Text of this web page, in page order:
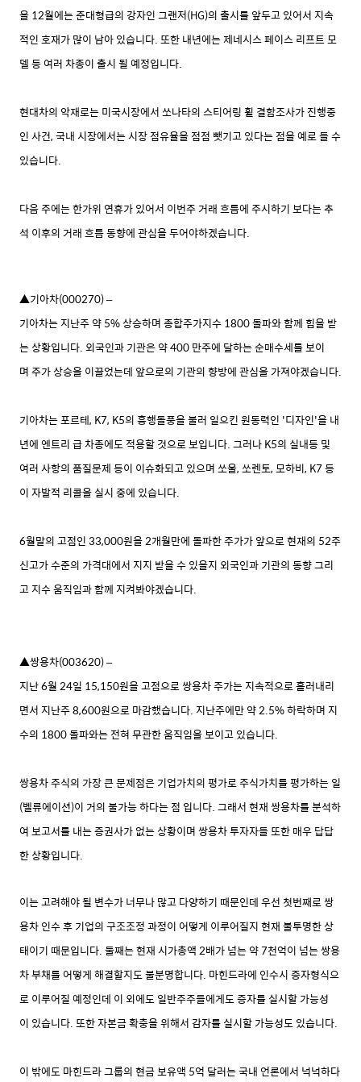
올 12월에는 준대형급의 강자인 그랜저(HG)의 출시를 앞두고 있어서 지속
적인 호재가 많이 남아 있습니다.또한 내년에는 제네시스 페이스 리프트 모
델 등 여러 차종이 출시 될 예정입니다.
현대차의 악재로는 미국시장에서 쏘나타의 스티어링 휠 결함조사가 진행중
인 사건, 국내 시장에서는 시장 점유율을 점점 뺏기고 있다는 점을 예로 들 수
있습니다.
다음 주에는 한가위 연휴가 있어서 이번주 거래 흐름에 주시하기 보다는 추
석 이후의 거래 흐름 동향에 관심을 두어야하겠습니다.
▲기아차(000270) –
기아차는 지난주 약 5% 상승하며 종합주가지수 1800 돌파와 함께 힘을 받
는 상황입니다. 외국인과 기관은 약 400 만주에 달하는 순매수세를 보이
며 주가 상승을 이끌었는데 앞으로의 기관의 향방에 관심을 가져야겠습니다.
기아차는 포르테, K7, K5의 흥행돌풍을 불러 일으킨 원동력인 '디자인'을 내
년에 엔트리 급 차종에도 적용할 것으로 보입니다.그러나 K5의 실내등 및
여러 사항의 품질문제 등이 이슈화되고 있으며 쏘울, 쏘렌토, 모하비, K7 등
이 자발적 리콜을 실시 중에 있습니다.
6월말의 고점인 33,000원을 2개월만에 돌파한 주가가 앞으로 현재의 52주
신고가 수준의 가격대에서 지지 받을 수 있을지 외국인과 기관의 동향 그리
고 지수 움직임과 함께 지켜봐야겠습니다.
▲쌍용차(003620) –
지난 6월 24일 15,150원을 고점으로 쌍용차 주가는 지속적으로 흘러내리
면서 지난주 8,600원으로 마감했습니다. 지난주에만 약 2.5% 하락하며 지
수의 1800 돌파와는 전혀 무관한 움직임을 보이고 있습니다.
쌍용차 주식의 가장 큰 문제점은 기업가치의 평가로 주식가치를 평가하는 일
(벨류에이션)이 거의 불가능 하다는 점 입니다. 그래서 현재 쌍용차를 분석하
여 보고서를 내는 증권사가 없는 상황이며 쌍용차 투자자들 또한 매우 답답
한 상황입니다.
이는 고려해야 될 변수가 너무나 많고 다양하기 때문인데 우선 첫번째로 쌍
용차 인수 후 기업의 구조조정 과정이 어떻게 이루어질지 현재 불투명한 상
태이기 때문입니다.둘째는 현재 시가총액 2배가 넘는 약 7천억이 넘는 쌍용
차 부채를 어떻게 해결할지도 불분명합니다. 마힌드라에 인수시 증자형식으
로 이루어질 예정인데 이 외에도 일반주주들에게도 증자를 실시할 가능성
이 있습니다.또한 자본금 확충을 위해서 감자를 실시할 가능성도 있습니다.
이 밖에도 마힌드라 그룹의 현금 보유액 5억 달러는 국내 언론에서 넉넉하다